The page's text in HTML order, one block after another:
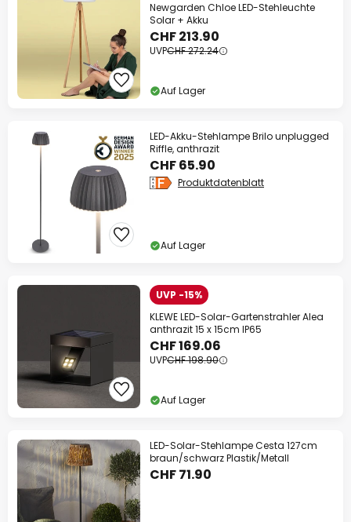
Newgarden Chloe LED-Stehleuchte
Solar + Akku
CHF 213.90
UVPCHF 272.24
Auf Lager
LED-Akku-Stehlampe Brilo unplugged
Riffle, anthrazit
CHF 65.90
Produktdatenblatt
Auf Lager
UVP -15%
KLEWE LED-Solar-Gartenstrahler Alea
anthrazit 15 x 15cm IP65
CHF 169.06
UVPCHF 198.90
Auf Lager
LED-Solar-Stehlampe Cesta 127cm
braun/schwarz Plastik/Metall
CHF 71.90